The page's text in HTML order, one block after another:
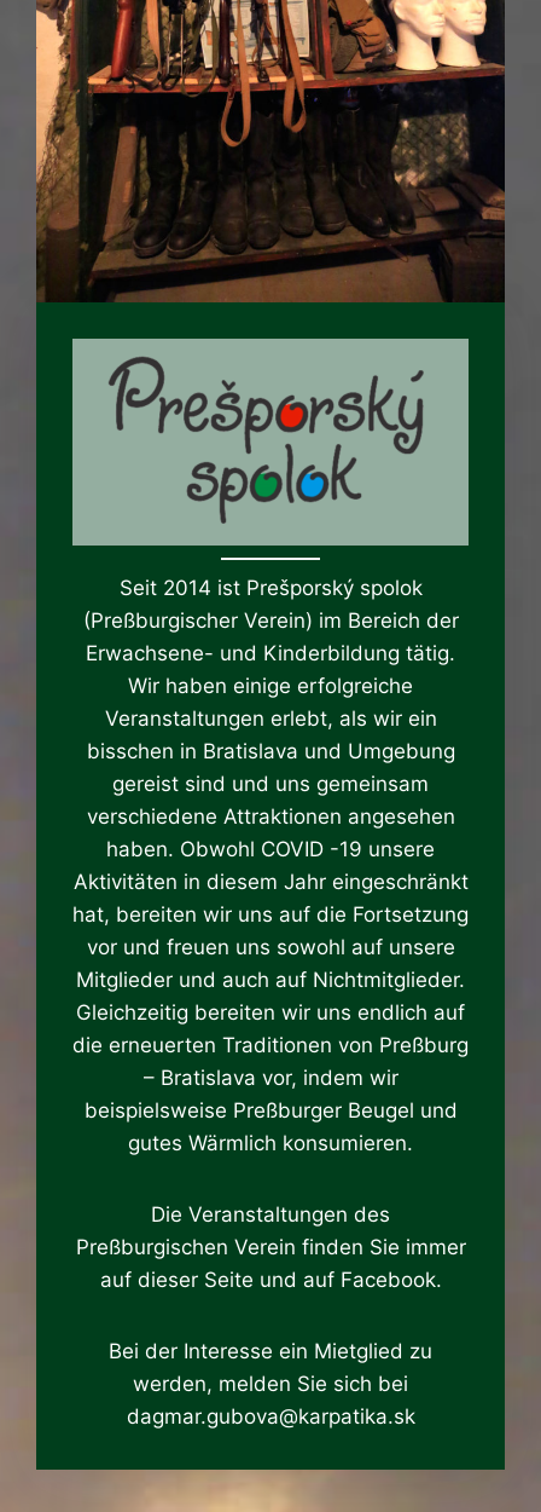
Seit 2014 ist Prešporský spolok
(Preßburgischer Verein) im Bereich der
Erwachsene- und Kinderbildung tätig.
Wir haben einige erfolgreiche
Veranstaltungen erlebt, als wir ein
bisschen in Bratislava und Umgebung
gereist sind und uns gemeinsam
verschiedene Attraktionen angesehen
haben. Obwohl COVID -19 unsere
Aktivitäten in diesem Jahr eingeschränkt
hat, bereiten wir uns auf die Fortsetzung
vor und freuen uns sowohl auf unsere
Mitglieder und auch auf Nichtmitglieder.
Gleichzeitig bereiten wir uns endlich auf
die erneuerten Traditionen von Preßburg
– Bratislava vor, indem wir
beispielsweise Preßburger Beugel und
gutes Wärmlich konsumieren.
Die Veranstaltungen des
Preßburgischen Verein finden Sie immer
auf dieser Seite und auf Facebook.
Bei der Interesse ein Mietglied zu
werden, melden Sie sich bei
dagmar.gubova@karpatika.sk